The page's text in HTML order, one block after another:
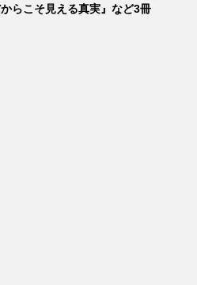
らこそ見える真実』など3冊